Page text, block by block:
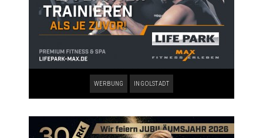
WERBUNG INGOLSTADT